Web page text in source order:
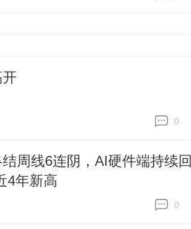
开
0
周线6连阴，AI硬件端持续回
4年新高
0